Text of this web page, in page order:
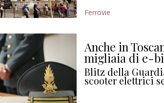
Ferrovie
Anche in
migliaia di e-
Blitz della
scooter elettrici